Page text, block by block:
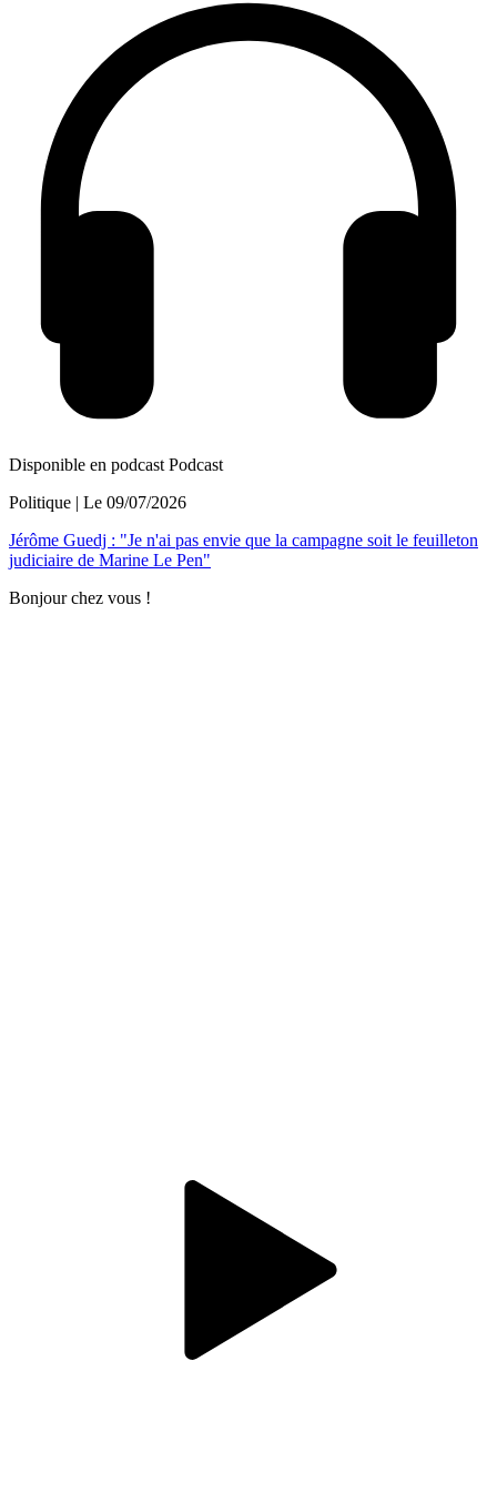
Disponible en podcast Podcast
Politique | Le 09/07/2026
Jérôme Guedj : "Je n'ai pas envie que la campagne soit le feuilleton
judiciaire de Marine Le Pen"
Bonjour chez vous !